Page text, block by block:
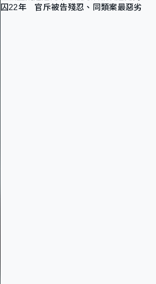
囚22年 官斥被告殘忍、同類案最惡劣